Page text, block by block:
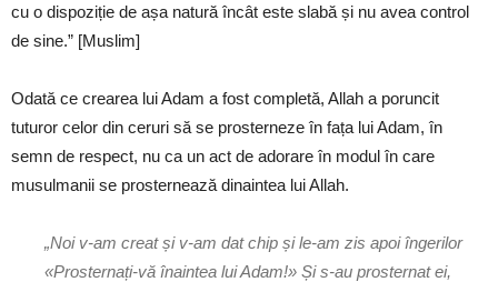
cu o dispoziție de așa natură încât este slabă și nu avea control
de sine.” [Muslim]
Odată ce crearea lui Adam a fost completă, Allah a poruncit
tuturor celor din ceruri să se prosterneze în fața lui Adam, în
semn de respect, nu ca un act de adorare în modul în care
musulmanii se prosternează dinaintea lui Allah.
„Noi v-am creat și v-am dat chip și le-am zis apoi îngerilor
«Prosternați-vă înaintea lui Adam!» Și s-au prosternat ei,